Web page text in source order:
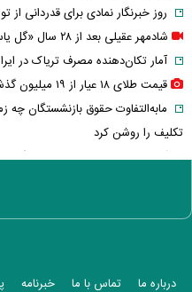
روز خبرنگار نمادی برای قدردانی
شادمهر عقیلی بعد از ۲۸ سال «گل یاس» را دوباره خواند + ویدئو
آمار تکان‌دهنده مصرف تریاک در
قیمت طلای ۱۸ عیار از ۱۹ میلیون گذشت
مابه‌التفاوت حقوق بازنشستگان چه
تکلیف را روشن کرد
آخرین خبر از ترمیم دستمزد
اموال
درباره ما تماس با ما خبرنامه